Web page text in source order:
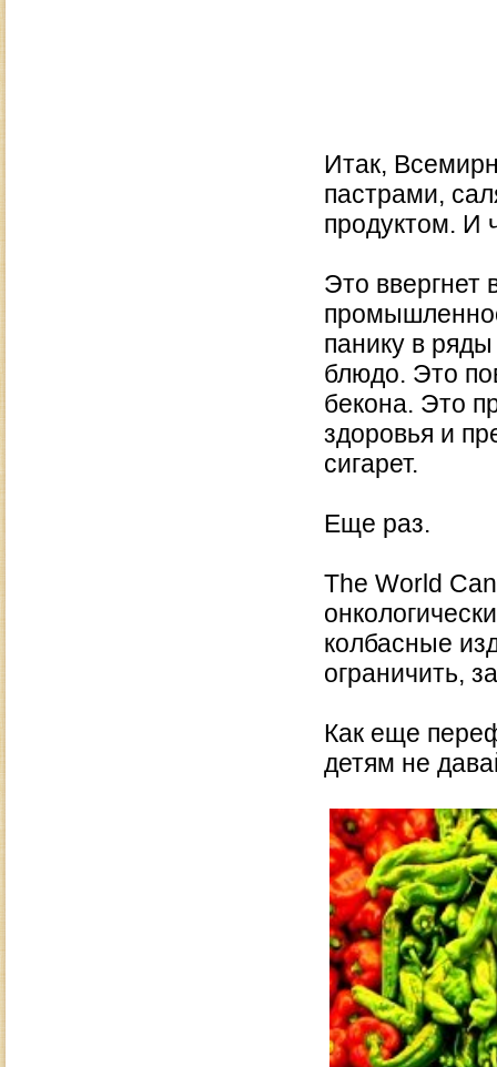
Итак,
пастрами,
продуктом. И
Это
панику в
блюдо. Это
бекона. Это
здоровья и
сигарет.
Еще раз.
The World
колбасные
ограничить,
Как еще
детям не